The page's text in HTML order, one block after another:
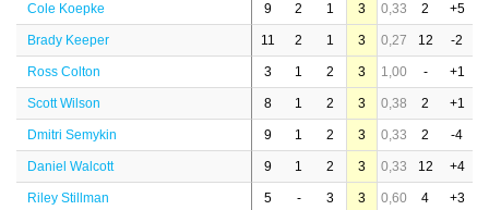
Cole Koepke 9 2 1 3 0,33 2 +5
Brady Keeper 11 2 1 3 0,27 12 -2
Ross Colton 3 1 2 3 1,00 - +1
Scott Wilson 8 1 2 3 0,38 2 +1
Dmitri Semykin 9 1 2 3 0,33 2 -4
Daniel Walcott 9 1 2 3 0,33 12 +4
Riley Stillman 5 - 3 3 0,60 4 +3